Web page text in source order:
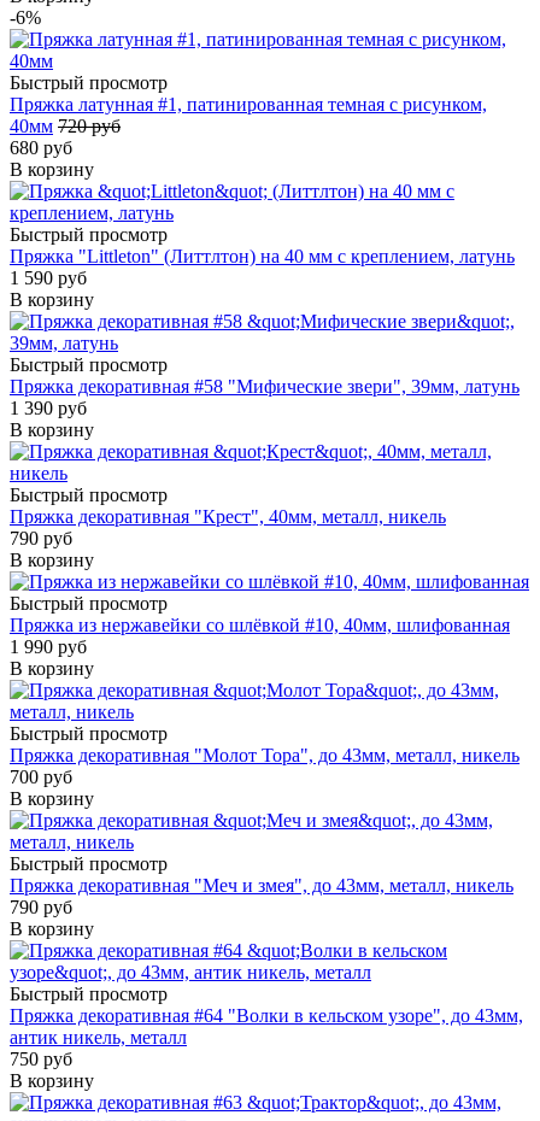
-6%
Быстрый просмотр
Пряжка латунная #1, патинированная темная с рисунком,
40мм 720 руб
680 руб
В корзину
Быстрый просмотр
Пряжка "Littleton" (Литтлтон) на 40 мм с креплением, латунь
1 590 руб
В корзину
Быстрый просмотр
Пряжка декоративная #58 "Мифические звери", 39мм, латунь
1 390 руб
В корзину
Быстрый просмотр
Пряжка декоративная "Крест", 40мм, металл, никель
790 руб
В корзину
Быстрый просмотр
Пряжка из нержавейки со шлёвкой #10, 40мм, шлифованная
1 990 руб
В корзину
Быстрый просмотр
Пряжка декоративная "Молот Тора", до 43мм, металл, никель
700 руб
В корзину
Быстрый просмотр
Пряжка декоративная "Меч и змея", до 43мм, металл, никель
790 руб
В корзину
Быстрый просмотр
Пряжка декоративная #64 "Волки в кельском узоре", до 43мм,
антик никель, металл
750 руб
В корзину